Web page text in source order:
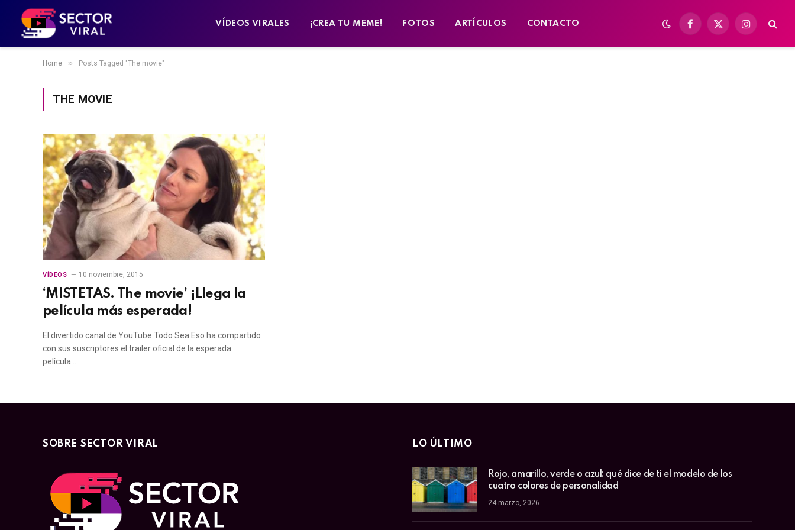
VÍDEOS VIRALES ¡CREA TU MEME! FOTOS ARTÍCULOS CONTACTO
Facebook
X
Instagram
Home » Posts Tagged "The movie"
THE MOVIE
VÍDEOS 10 noviembre, 2015
‘MISTETAS. The movie’ ¡Llega la
película más esperada!
El divertido canal de YouTube Todo Sea Eso ha compartido
con sus suscriptores el trailer oficial de la esperada
película…
SOBRE SECTOR VIRAL LO ÚLTIMO
Rojo, amarillo, verde o azul: qué dice de ti el modelo de los
cuatro colores de personalidad
24 marzo, 2026